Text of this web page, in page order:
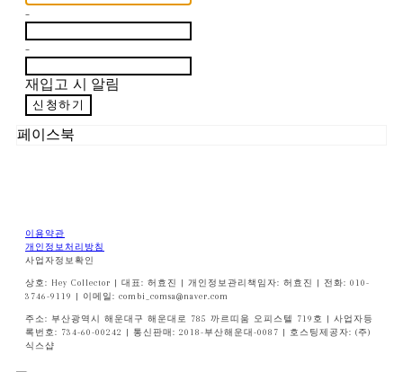
-
-
재입고 시 알림
신청하기
페이스북
이용약관
개인정보처리방침
사업자정보확인
상호: Hey Collector | 대표: 허효진 | 개인정보관리책임자: 허효진 | 전화: 010-
3746-9119 | 이메일: combi_comsa@naver.com
주소: 부산광역시 해운대구 해운대로 785 까르띠움 오피스텔 719호 | 사업자등
록번호: 734-60-00242 | 통신판매: 2018-부산해운대-0087 | 호스팅제공자: (주)
식스샵